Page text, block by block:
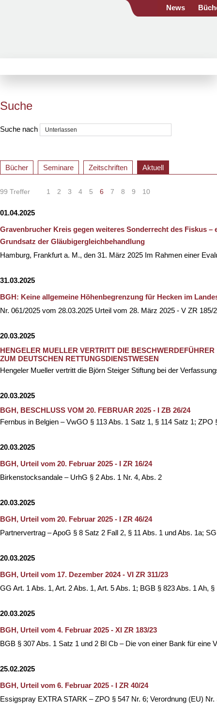
News
Suche
Suche nach
Bücher Seminare Zeitschriften Aktuell
99 Treffer 1 2 3 4 5 6 7 8 9 10
01.04.2025
Gravenbrucher Kreis gegen weiteres Sonderrecht des Fiskus
Grundsatz der Gläubigergleichbehandlung
Hamburg, Frankfurt a. M., den 31. März 2025 Im Rahmen einer
31.03.2025
BGH: Keine allgemeine Höhenbegrenzung für Hecken im
Nr. 061/2025 vom 28.03.2025 Urteil vom 28. März 2025 - V ZR
20.03.2025
HENGELER MUELLER VERTRITT DIE
ZUM DEUTSCHEN RETTUNGSDIENSTWESEN
Hengeler Mueller vertritt die Björn Steiger Stiftung bei der
20.03.2025
BGH, BESCHLUSS VOM 20. FEBRUAR 2025 - I ZB 26/24
Fernbus in Belgien – VwGO § 113 Abs. 1 Satz 1, § 114 Satz 1;
20.03.2025
BGH, Urteil vom 20. Februar 2025 - I ZR 16/24
Birkenstocksandale – UrhG § 2 Abs. 1 Nr. 4, Abs. 2
20.03.2025
BGH, Urteil vom 20. Februar 2025 - I ZR 46/24
Partnervertrag – ApoG § 8 Satz 2 Fall 2, § 11 Abs. 1 und Abs. 1a;
20.03.2025
BGH, Urteil vom 17. Dezember 2024 - VI ZR 311/23
GG Art. 1 Abs. 1, Art. 2 Abs. 1, Art. 5 Abs. 1; BGB § 823 Abs. 1 Ah,
20.03.2025
BGH, Urteil vom 4. Februar 2025 - XI ZR 183/23
BGB § 307 Abs. 1 Satz 1 und 2 Bl Cb – Die von einer Bank für eine
25.02.2025
BGH, Urteil vom 6. Februar 2025 - I ZR 40/24
Essigspray EXTRA STARK – ZPO § 547 Nr. 6; Verordnung (EU)